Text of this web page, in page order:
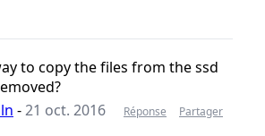
to copy the files from the ssd
-21 oct. 2016 Réponse Partager